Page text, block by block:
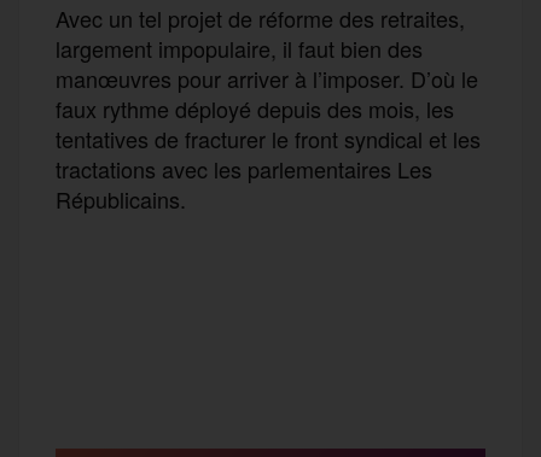
Avec un tel projet de réforme des retraites,
largement impopulaire, il faut bien des
manœuvres pour arriver à l’imposer. D’où le
faux rythme déployé depuis des mois, les
tentatives de fracturer le front syndical et les
tractations avec les parlementaires Les
Républicains.